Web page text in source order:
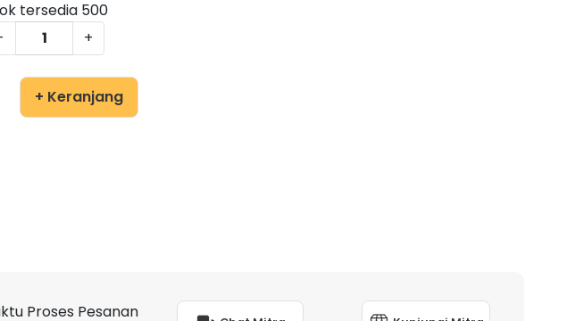
tersedia 500
+
+ Keranjang
Proses Pesanan